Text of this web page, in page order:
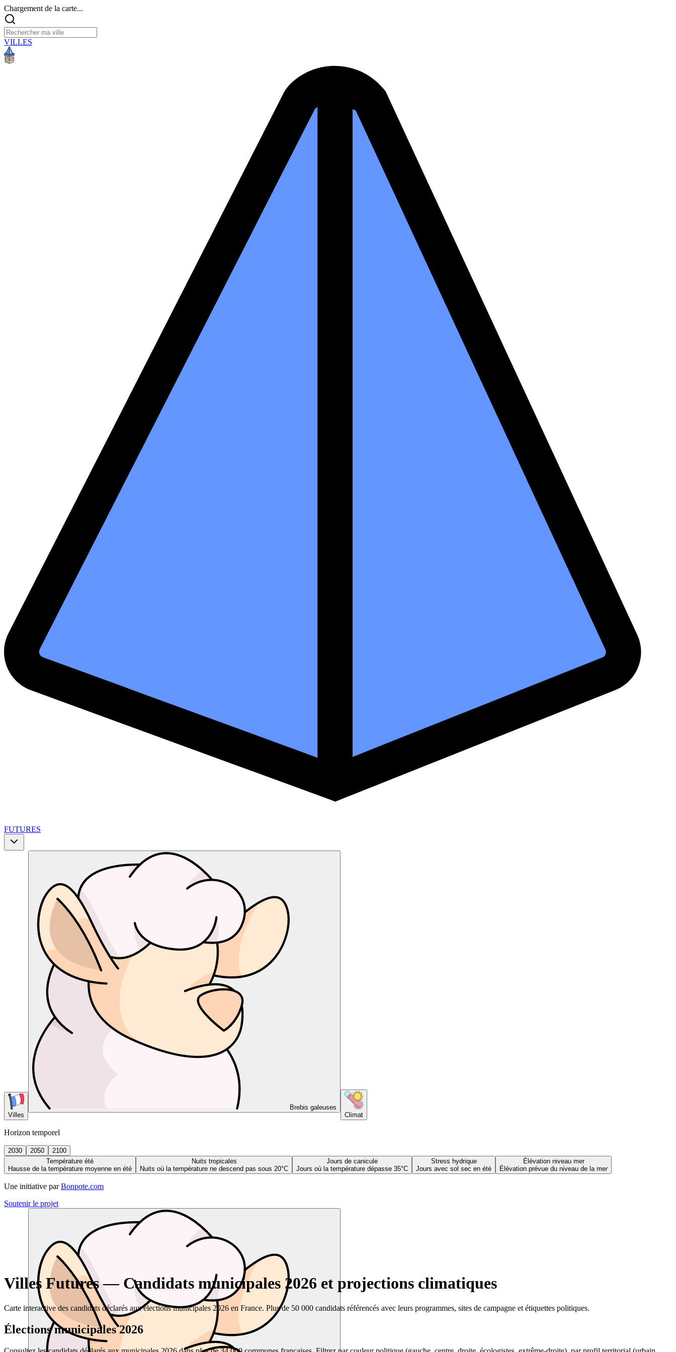
Chargement de la carte...
VILLES
FUTURES
Villes
Brebis galeuses
Climat
Horizon temporel
2030 2050
2100
Température été
Hausse de la température moyenne en été
Nuits tropicales
Nuits où la température ne descend pas sous 20°C
Jours de canicule
Jours où la température dépasse 35°C
Stress hydrique
Jours avec sol sec en été
Élévation niveau mer
Élévation prévue du niveau de la mer
Une initiative par Bonpote.com
Soutenir le projet
Villes Futures — Candidats municipales 2026 et projections climatiques
Carte interactive des candidats déclarés aux élections municipales 2026 en France. Plus de 50 000 candidats référencés avec leurs programmes, sites de campagne et étiquettes politiques.
Élections municipales 2026